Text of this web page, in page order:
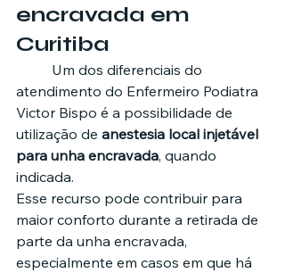
encravada em
Curitiba
atendimento do Enfermeiro Podiatra
Victor Bispo é a possibilidade de
utilização de anestesia local injetável
para unha encravada, quando
indicada.
Esse recurso pode contribuir para
maior conforto durante a retirada de
parte da unha encravada,
especialmente em casos em que há